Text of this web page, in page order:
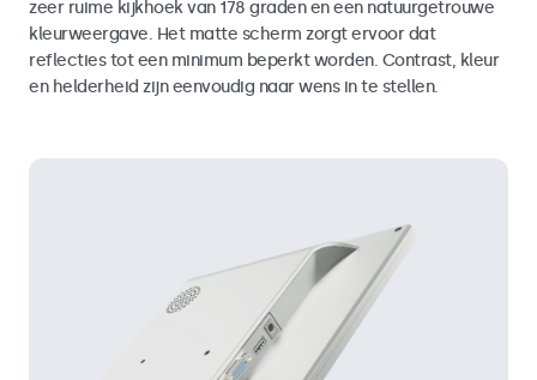
zeer ruime kijkhoek van 178 graden en een natuurgetrouwe
kleurweergave. Het matte scherm zorgt ervoor dat
reflecties tot een minimum beperkt worden. Contrast, kleur
en helderheid zijn eenvoudig naar wens in te stellen.